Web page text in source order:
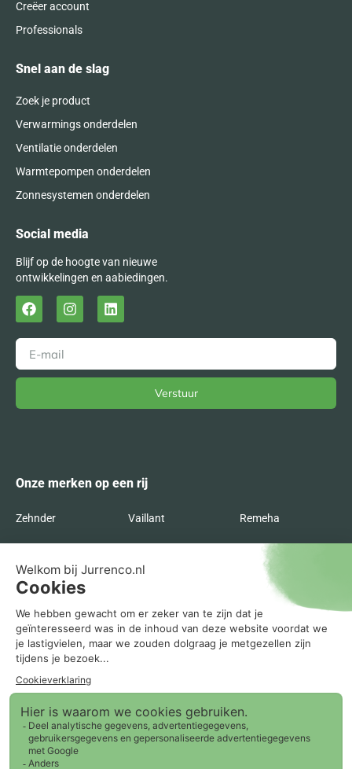
Creëer account
Professionals
Snel aan de slag
Zoek je product
Verwarmings onderdelen
Ventilatie onderdelen
Warmtepompen onderdelen
Zonnesystemen onderdelen
Social media
Blijf op de hoogte van nieuwe
ontwikkelingen en aabiedingen.
Verstuur
Onze merken op een rij
Zehnder Vaillant Remeha
Itho Daalderop Inventum Intergas
Flakt Buva Brink
Bosch ATAG
Agpo Ferroli
Recente blogs